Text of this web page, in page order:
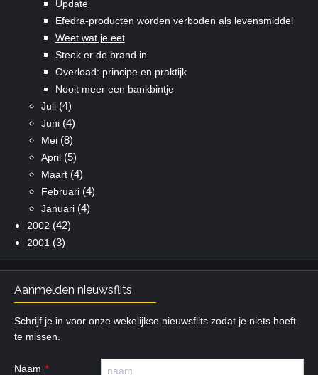
Update
Efedra-producten worden verboden als levensmiddel
Weet wat je eet
Steek er de brand in
Overload: principe en praktijk
Nooit meer een bankbintje
Juli(4)
Juni(4)
Mei(8)
April(5)
Maart(4)
Februari(4)
Januari(4)
2002 (42)
2001 (3)
Aanmelden nieuwsflits
Schrijf je in voor onze wekelijkse nieuwsflits zodat je niets hoeft
te missen.
Naam